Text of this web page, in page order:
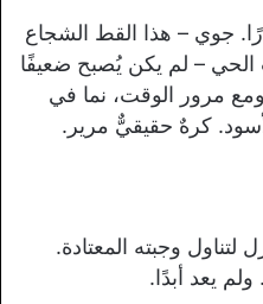
جوي – هذا القط الشجاع
– لم يكن يُصبح ضعيفًا
ومع مرور الوقت، نما في
كرهٌ حقيقيٌّ مرير.
لتناول وجبته المعتادة.
يعد أبدًا.